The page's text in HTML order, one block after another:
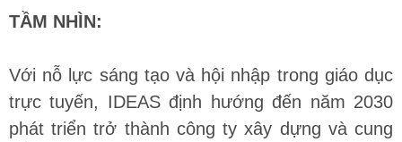
TẦM NHÌN:
Với nỗ lực sáng tạo và hội nhập trong giáo dục
trực tuyến, IDEAS định hướng đến năm 2030
phát triển trở thành công ty xây dựng và cung